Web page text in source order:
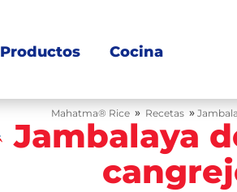
Productos Cocina
Mahatma® Rice » Recetas »
Jambalaya